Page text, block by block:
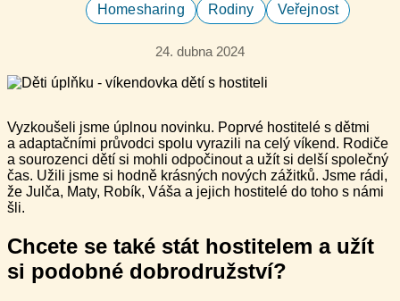
Homesharing Rodiny Veřejnost
24. dubna 2024
Vyzkoušeli jsme úplnou novinku. Poprvé hostitelé s dětmi
a adaptačními průvodci spolu vyrazili na celý víkend. Rodiče
a sourozenci dětí si mohli odpočinout a užít si delší společný
čas. Užili jsme si hodně krásných nových zážitků. Jsme rádi,
že Julča, Maty, Robík, Váša a jejich hostitelé do toho s námi
šli.
Chcete se také stát hostitelem a užít
si podobné dobrodružství?